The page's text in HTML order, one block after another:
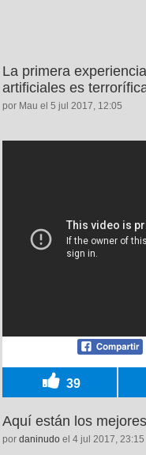
La primera
artificiales es
por Mau el 5 jul 2017, 12:05
39
Aquí están los
por daninudo el 4 jul 2017, 23:15